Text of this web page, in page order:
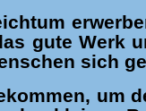
gute Werk
sich
um